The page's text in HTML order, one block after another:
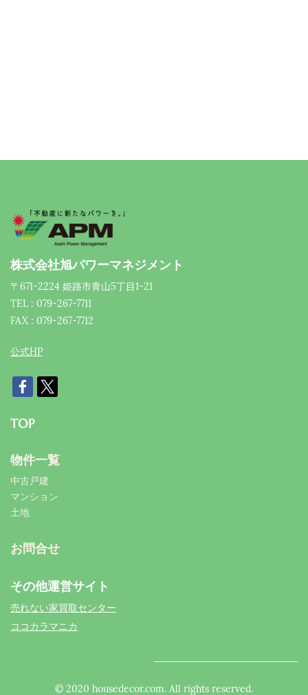
株式会社旭パワーマネジメント
〒671-2224 姫路市青山5丁目1-21
TEL : 079-267-7711
FAX : 079-267-7712
公式HP
TOP
物件一覧
中古戸建
マンション
土地
お問合せ
その他運営サイト
売れない家買取センター
ココカラマニカ
© 2020 housedecor.com. All rights reserved.